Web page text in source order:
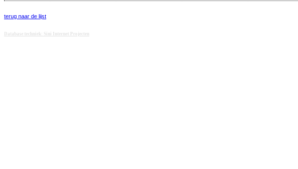
terug naar de lijst
Database techniek: Sini Internet Projecten